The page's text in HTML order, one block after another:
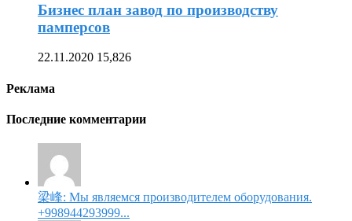
Бизнес план завод по производству
памперсов
22.11.2020 15,826
Реклама
Последние комментарии
梁峰: Мы являемся производителем оборудования.
+998944293999...